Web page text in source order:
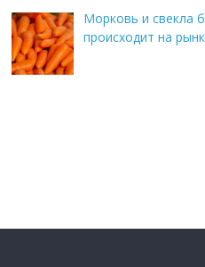
Морковь и свекла
происходит на